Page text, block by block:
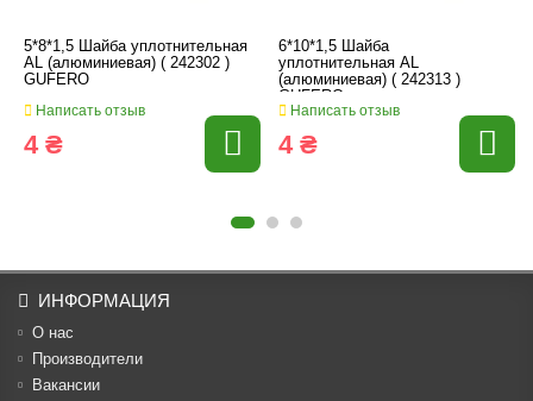
5*8*1,5 Шайба уплотнительная
AL (алюминиевая) ( 242302 )
GUFERO
Написать отзыв
4 ₴
6*10*1,5 Шайба
уплотнительная AL
(алюминиевая) ( 242313 )
GUFERO
Написать отзыв
4 ₴
ИНФОРМАЦИЯ
О нас
Производители
Вакансии